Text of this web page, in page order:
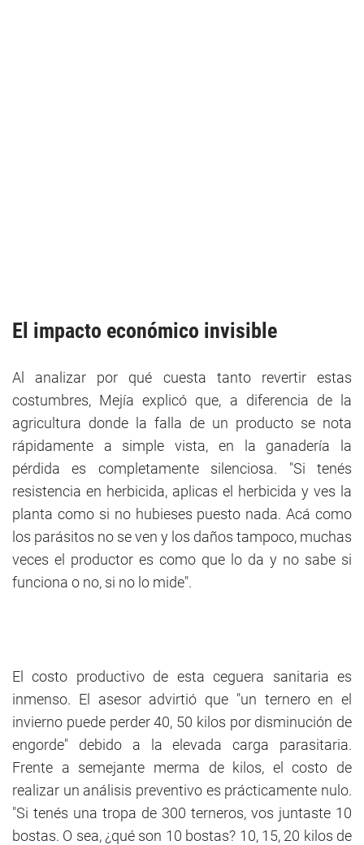
El impacto económico invisible
Al analizar por qué cuesta tanto revertir estas
costumbres, Mejía explicó que, a diferencia de la
agricultura donde la falla de un producto se nota
rápidamente a simple vista, en la ganadería la
pérdida es completamente silenciosa. "Si tenés
resistencia en herbicida, aplicas el herbicida y ves la
planta como si no hubieses puesto nada. Acá como
los parásitos no se ven y los daños tampoco, muchas
veces el productor es como que lo da y no sabe si
funciona o no, si no lo mide".
El costo productivo de esta ceguera sanitaria es
inmenso. El asesor advirtió que "un ternero en el
invierno puede perder 40, 50 kilos por disminución de
engorde" debido a la elevada carga parasitaria.
Frente a semejante merma de kilos, el costo de
realizar un análisis preventivo es prácticamente nulo.
"Si tenés una tropa de 300 terneros, vos juntaste 10
bostas. O sea, ¿qué son 10 bostas? 10, 15, 20 kilos de